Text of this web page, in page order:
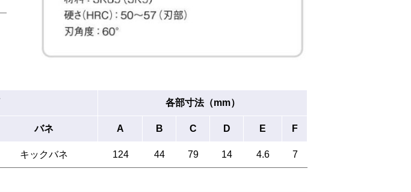
各部寸法（mm）
バネ A B C D E F
キックバネ 124 44 79 14 4.6 7